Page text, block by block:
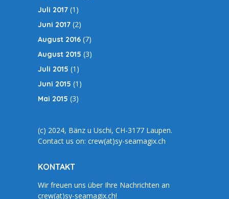
Juli 2017 (1)
Juni 2017 (2)
August 2016 (7)
August 2015 (3)
Juli 2015 (1)
Juni 2015 (1)
Mai 2015 (3)
(c) 2024, Bänz u Uschi, CH-3177 Laupen.
Contact us on: crew(at)sy-seamagix.ch
KONTAKT
Wir freuen uns über Ihre Nachrichten an
crew(at)sy-seamagix.ch!